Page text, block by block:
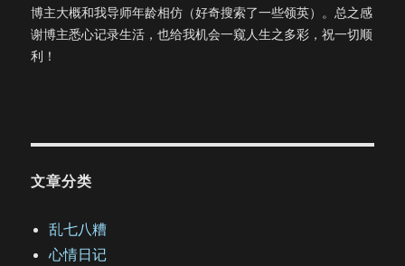
博主大概和我导师年龄相仿（好奇搜索了一些领英）。总之感
谢博主悉心记录生活，也给我机会一窥人生之多彩，祝一切顺
利！
文章分类
乱七八糟
心情日记